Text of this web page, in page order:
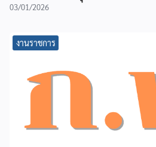
03/01/2026
งานราชการ